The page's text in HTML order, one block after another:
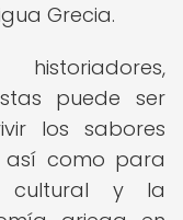
Grecia.
puede ser
los sabores
así como para
cultural y la